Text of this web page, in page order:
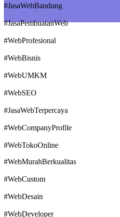
#JasaWebBandung
#JasaPembuatanWeb
#WebProfesional
#WebBisnis
#WebUMKM
#WebSEO
#JasaWebTerpercaya
#WebCompanyProfile
#WebTokoOnline
#WebMurahBerkualitas
#WebCustom
#WebDesain
#WebDeveloper